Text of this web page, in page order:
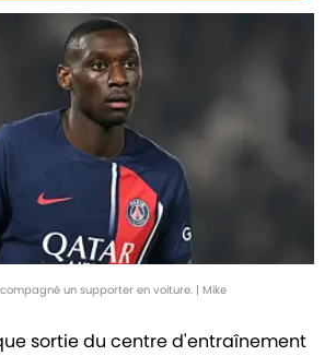
un supporter en voiture. | Mike
sortie du centre d'entraînement